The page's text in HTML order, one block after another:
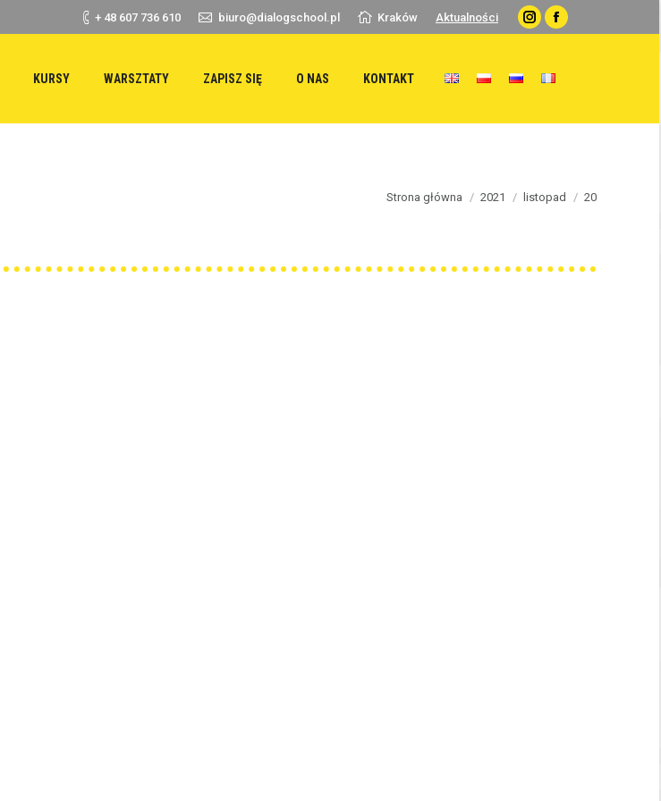
+ 48 607 736 610 biuro@dialogschool.pl Kraków Aktualności
InstagramFacebook
KURSY WARSZTATY ZAPISZ SIĘ O NAS KONTAKT
Strona główna 2021 listopad 20